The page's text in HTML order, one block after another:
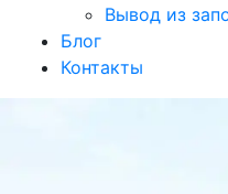
Вывод из
Блог
Контакты